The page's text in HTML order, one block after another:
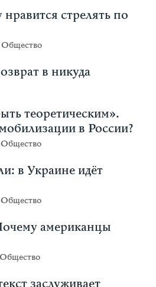
стрелять по
Общество
в никуда
теоретическим».
в России?
Общество
в Украине идёт
Общество
американцы
Общество
заслуживает